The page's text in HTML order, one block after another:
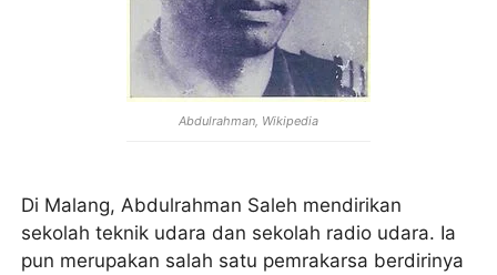
Abdulrahman, Wikipedia
Di Malang, Abdulrahman Saleh mendirikan
sekolah teknik udara dan sekolah radio udara. Ia
pun merupakan salah satu pemrakarsa berdirinya